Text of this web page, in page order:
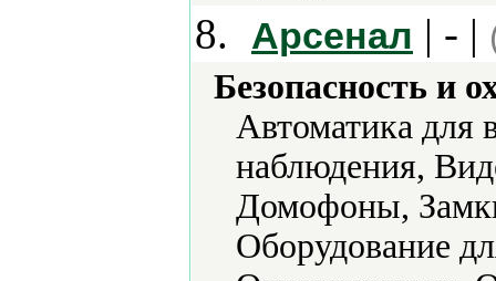
8. Арсенал | - |
Безопасность и
Автоматика для
наблюдения,
Домофоны,
Оборудование